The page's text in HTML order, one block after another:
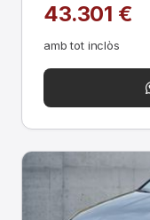
43.301 €
amb tot inclòs